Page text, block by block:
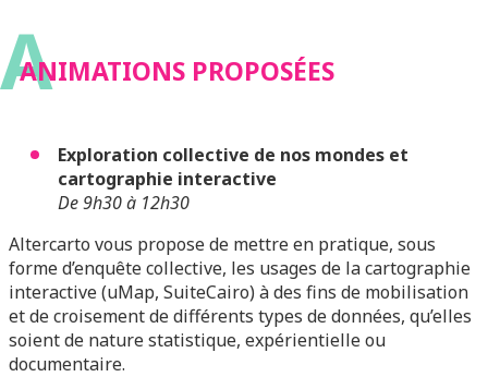
A
ANIMATIONS PROPOSÉES
Exploration collective de nos mondes et
cartographie interactive
De 9h30 à 12h30
Altercarto vous propose de mettre en pratique, sous
forme d’enquête collective, les usages de la cartographie
interactive (uMap, SuiteCairo) à des fins de mobilisation
et de croisement de différents types de données, qu’elles
soient de nature statistique, expérientielle ou
documentaire.